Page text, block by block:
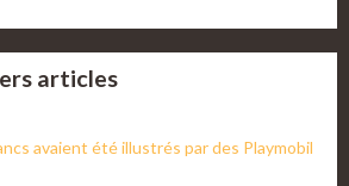
articles
avaient été illustrés par des Playmobil